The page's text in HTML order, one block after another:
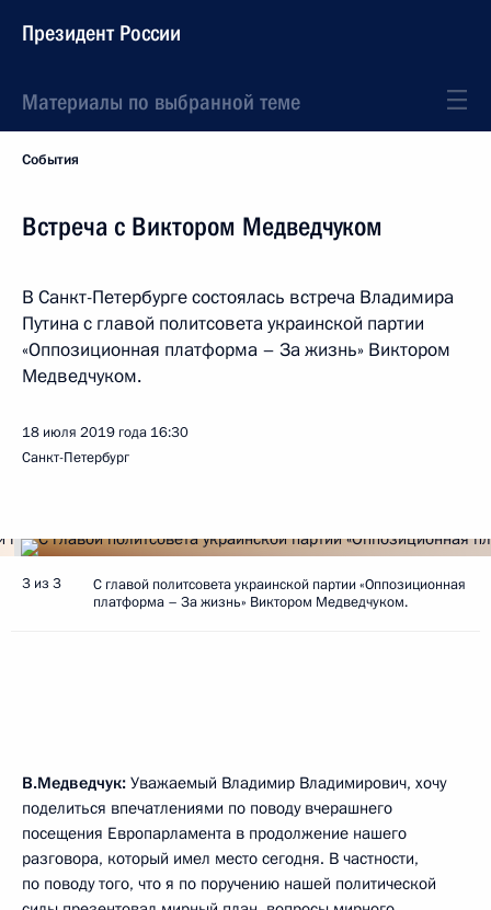
Президент России
Материалы по выбранной теме
События
Встреча с Виктором Медведчуком
В Санкт-Петербурге состоялась встреча Владимира
Путина с главой политсовета украинской партии
«Оппозиционная платформа – За жизнь» Виктором
Медведчуком.
18 июля 2019 года 16:30
Санкт-Петербург
3 из 3
С главой политсовета украинской партии «Оппозиционная
платформа – За жизнь» Виктором Медведчуком.
В.Медведчук: Уважаемый Владимир Владимирович, хочу
поделиться впечатлениями по поводу вчерашнего
посещения Европарламента в продолжение нашего
разговора, который имел место сегодня. В частности,
по поводу того, что я по поручению нашей политической